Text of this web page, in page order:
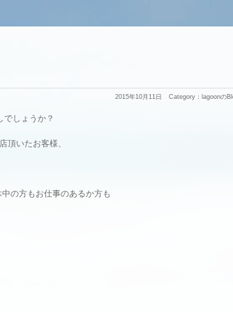
2015年10月11日 Category： lagoonの
しょうか？
頂いたお客様、
の方もお仕事のあるか方も